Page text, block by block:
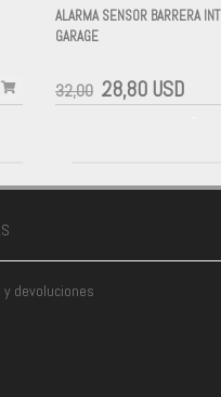
ALARMA SENSOR BARRERA
GARAGE
32,00 28,80 USD
y devoluciones